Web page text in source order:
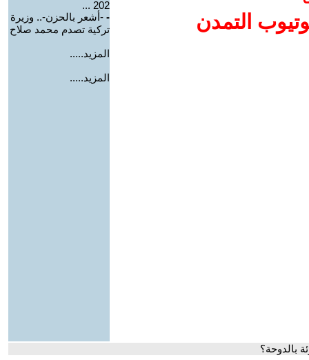
التمدن
202 ...
- -أشعر بالحزن-.. وزيرة
تركية تصدم محمد صلاح
المزيد.....
المزيد.....
بالدوحة؟